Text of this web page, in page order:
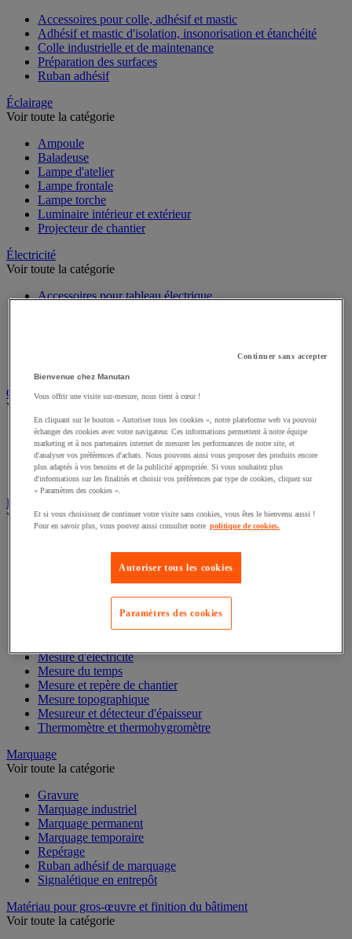
Accessoires pour colle, adhésif et mastic
Adhésif et mastic d'isolation, insonorisation et étanchéité
Colle industrielle et de maintenance
Préparation des surfaces
Ruban adhésif
Éclairage
Voir toute la catégorie
Ampoule
Baladeuse
Lampe d'atelier
Lampe frontale
Lampe torche
Luminaire intérieur et extérieur
Projecteur de chantier
Électricité
Voir toute la catégorie
Accessoires pour tableau électrique
Graissage et lubrifiant
Voir toute la catégorie
Anti-adhérent
Graisse et huile
Lubrifiant et dégrippant
Outils de graissage
Instrument de mesure
Voir toute la catégorie
Équipement optique
Instrument de mesure de laboratoire
Mesure de distance
Mesure de la vitesse
Mesure d'électricité
Mesure du temps
Mesure et repère de chantier
Mesure topographique
Mesureur et détecteur d'épaisseur
Thermomètre et thermohygromètre
Marquage
Voir toute la catégorie
Gravure
Marquage industriel
Marquage permanent
Marquage temporaire
Repérage
Ruban adhésif de marquage
Signalétique en entrepôt
Matériau pour gros-œuvre et finition du bâtiment
Voir toute la catégorie
Continuer sans accepter
Bienvenue chez Manutan
Vous offrir une visite sur-mesure, nous tient à cœur !
En cliquant sur le bouton « Autoriser tous les cookies », notre plateforme web va pouvoir
échanger des cookies avec votre navigateur. Ces informations permettent à notre équipe
marketing et à nos partenaires internet de mesurer les performances de notre site, et
d'analyser vos préférences d'achats. Nous pouvons ainsi vous proposer des produits encore
plus adaptés à vos besoins et de la publicité appropriée. Si vous souhaitez plus
d'informations sur les finalités et choisir vos préférences par type de cookies, cliquez sur
« Paramètres des cookies ».
Et si vous choisissez de continuer votre visite sans cookies, vous êtes le bienvenu aussi !
Pour en savoir plus, vous pouvez aussi consulter notre politique de cookies.
Autoriser tous les cookies
Paramètres des cookies